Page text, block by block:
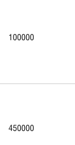
100000
450000